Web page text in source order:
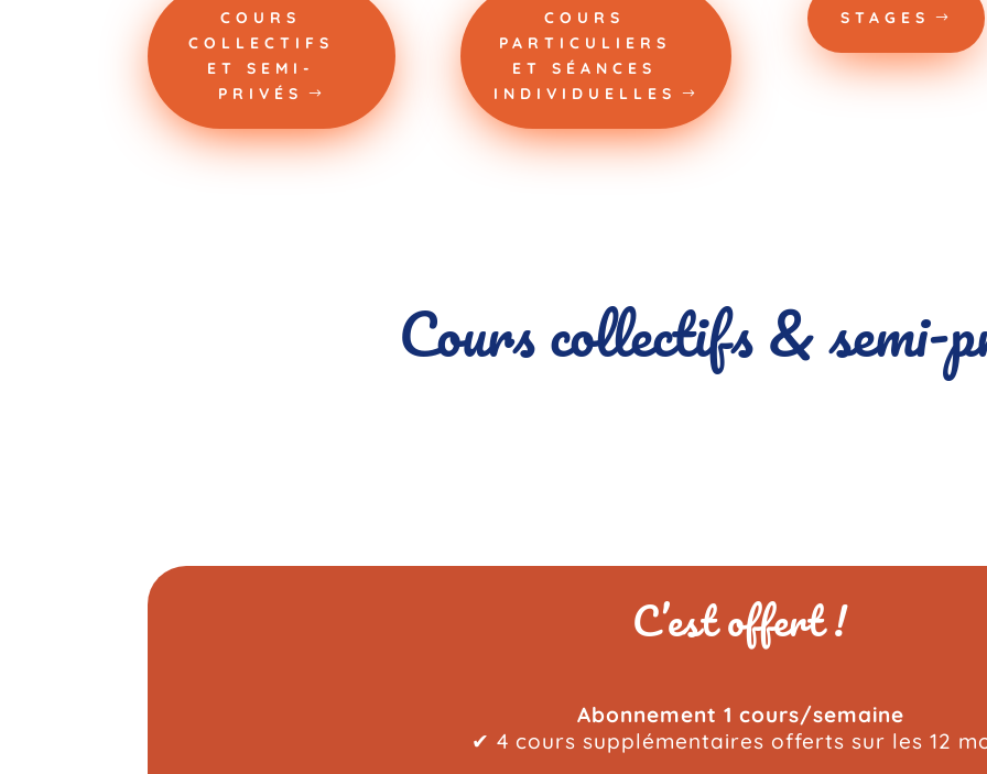
COURS
COLLECTIFS
ET SEMI-
PRIVÉS
COURS
PARTICULIERS
ET SÉANCES
INDIVIDUELLES
STAGES
Cours collectifs & semi-
C’est offert !
Abonnement 1 cours/semaine
✔ 4 cours supplémentaires offerts sur les 12